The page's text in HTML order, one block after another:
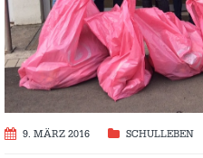
9. MÄRZ 2016 SCHULLEBEN